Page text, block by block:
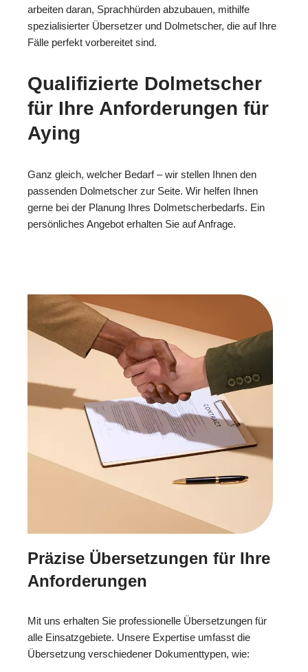
arbeiten daran, Sprachhürden abzubauen, mithilfe
spezialisierter Übersetzer und Dolmetscher, die auf Ihre
Fälle perfekt vorbereitet sind.
Qualifizierte Dolmetscher
für Ihre Anforderungen für
Aying
Ganz gleich, welcher Bedarf – wir stellen Ihnen den
passenden Dolmetscher zur Seite. Wir helfen Ihnen
gerne bei der Planung Ihres Dolmetscherbedarfs. Ein
persönliches Angebot erhalten Sie auf Anfrage.
Präzise Übersetzungen für Ihre
Anforderungen
Mit uns erhalten Sie professionelle Übersetzungen für
alle Einsatzgebiete. Unsere Expertise umfasst die
Übersetzung verschiedener Dokumenttypen, wie: